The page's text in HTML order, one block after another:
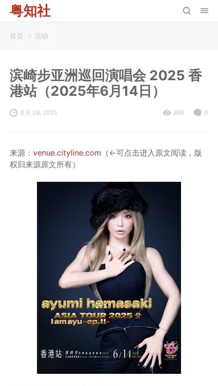
粤知社
首页 活动
滨崎步亚洲巡回演唱会 2025 香
港站（2025年6月14日）
6 月 08, 2025 889 0
来源： venue.cityline.com （←可点击进入原文阅读，版
权归来源原文所有）